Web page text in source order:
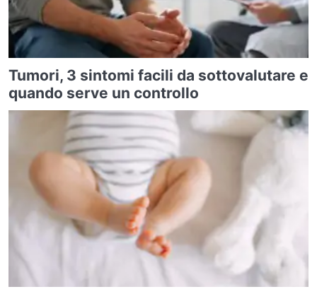
Tumori, 3 sintomi facili da sottovalutare e
quando serve un controllo